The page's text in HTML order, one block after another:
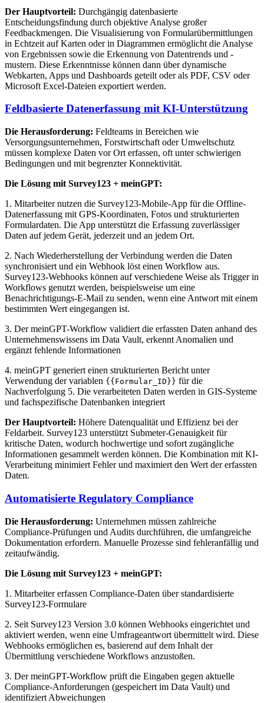
Der Hauptvorteil: Durchgängig datenbasierte
Entscheidungsfindung durch objektive Analyse großer
Feedbackmengen. Die Visualisierung von Formularübermittlungen
in Echtzeit auf Karten oder in Diagrammen ermöglicht die Analyse
von Ergebnissen sowie die Erkennung von Datentrends und -
mustern. Diese Erkenntnisse können dann über dynamische
Webkarten, Apps und Dashboards geteilt oder als PDF, CSV oder
Microsoft Excel-Dateien exportiert werden.
Feldbasierte Datenerfassung mit KI-Unterstützung
Die Herausforderung: Feldteams in Bereichen wie
Versorgungsunternehmen, Forstwirtschaft oder Umweltschutz
müssen komplexe Daten vor Ort erfassen, oft unter schwierigen
Bedingungen und mit begrenzter Konnektivität.
Die Lösung mit Survey123 + meinGPT:
1. Mitarbeiter nutzen die Survey123-Mobile-App für die Offline-
Datenerfassung mit GPS-Koordinaten, Fotos und strukturierten
Formulardaten. Die App unterstützt die Erfassung zuverlässiger
Daten auf jedem Gerät, jederzeit und an jedem Ort.
2. Nach Wiederherstellung der Verbindung werden die Daten
synchronisiert und ein Webhook löst einen Workflow aus.
Survey123-Webhooks können auf verschiedene Weise als Trigger in
Workflows genutzt werden, beispielsweise um eine
Benachrichtigungs-E-Mail zu senden, wenn eine Antwort mit einem
bestimmten Wert eingegangen ist.
3. Der meinGPT-Workflow validiert die erfassten Daten anhand des
Unternehmenswissens im Data Vault, erkennt Anomalien und
ergänzt fehlende Informationen
4. meinGPT generiert einen strukturierten Bericht unter
Verwendung der variablen {{Formular_ID}} für die
Nachverfolgung 5. Die verarbeiteten Daten werden in GIS-Systeme
und fachspezifische Datenbanken integriert
Der Hauptvorteil: Höhere Datenqualität und Effizienz bei der
Feldarbeit. Survey123 unterstützt Submeter-Genauigkeit für
kritische Daten, wodurch hochwertige und sofort zugängliche
Informationen gesammelt werden können. Die Kombination mit KI-
Verarbeitung minimiert Fehler und maximiert den Wert der erfassten
Daten.
Automatisierte Regulatory Compliance
Die Herausforderung: Unternehmen müssen zahlreiche
Compliance-Prüfungen und Audits durchführen, die umfangreiche
Dokumentation erfordern. Manuelle Prozesse sind fehleranfällig und
zeitaufwändig.
Die Lösung mit Survey123 + meinGPT:
1. Mitarbeiter erfassen Compliance-Daten über standardisierte
Survey123-Formulare
2. Seit Survey123 Version 3.0 können Webhooks eingerichtet und
aktiviert werden, wenn eine Umfrageantwort übermittelt wird. Diese
Webhooks ermöglichen es, basierend auf dem Inhalt der
Übermittlung verschiedene Workflows anzustoßen.
3. Der meinGPT-Workflow prüft die Eingaben gegen aktuelle
Compliance-Anforderungen (gespeichert im Data Vault) und
identifiziert Abweichungen